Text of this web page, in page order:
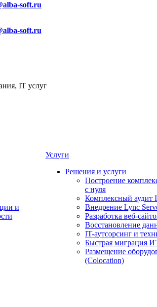
soft.ru
soft.ru
IT услуг
и
Услуги
Решения и услуги
Построение
с нуля
Комплексный аудит
Внедрение Lync
Разработка веб-
Восстановление
IT-аутсорсинг и
Быстрая миграция
Размещение
(Colocation)